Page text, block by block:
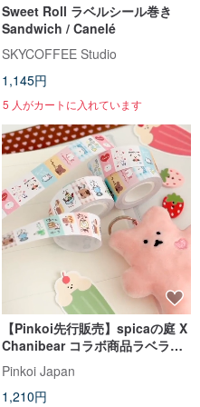
Sweet Roll ラベルシール巻き
Sandwich / Canelé
SKYCOFFEE Studio
1,145円
5 人がカートに入れています
【Pinkoi先行販売】spicaの庭 X
Chanibear コラボ商品ラベラシ
ール喫茶店
Pinkoi Japan
1,210円